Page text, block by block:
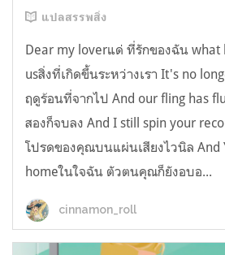
แปลสรรพสิ่ง
Dear my loverแด่ ที่รักของฉัน what
usสิ่งที่เกิดขึ้นระหว่างเรา It's no
ฤดูร้อนที่จากไป And our fling has
สองก็จบลง And I still spin your
โปรดของคุณบนแผ่นเสียงไวนิล And
homeในใจฉัน ตัวตนคุณก็ยังอบอ...
cinnamon_roll